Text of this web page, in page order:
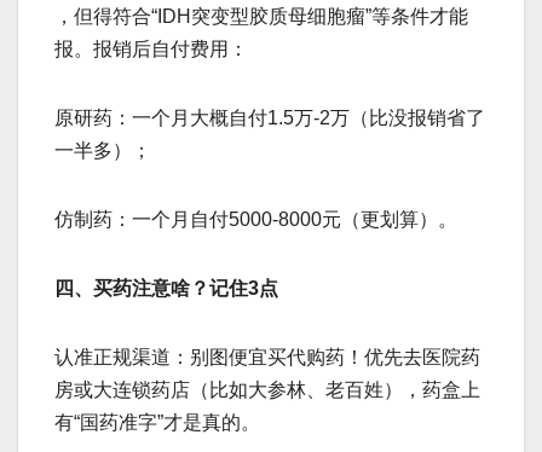
，但得符合“IDH突变型胶质母细胞瘤”等条件才能
报。报销后自付费用：
原研药：一个月大概自付1.5万-2万（比没报销省了
一半多）；
仿制药：一个月自付5000-8000元（更划算）。
四、买药注意啥？记住3点
​​认准正规渠道​​：别图便宜买代购药！优先去医院药
房或大连锁药店（比如大参林、老百姓），药盒上
有“国药准字”才是真的。